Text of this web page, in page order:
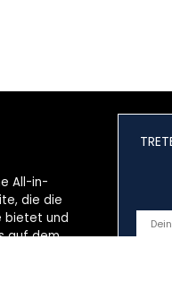
All-in-
die die
bietet und
auf dem